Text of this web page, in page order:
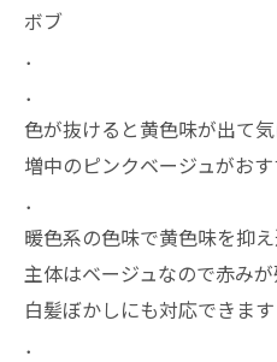
ボブ
．
．
色が抜けると黄色味が出て
増中のピンクベージュがお
．
暖色系の色味で黄色味を抑
主体はベージュなので赤み
白髪ぼかしにも対応できます
．